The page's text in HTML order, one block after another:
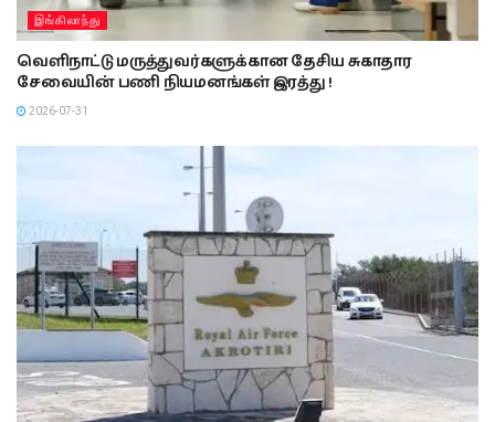
இங்கிலாந்து
வெளிநாட்டு மருத்துவர்களுக்கான தேசிய சுகாதார
சேவையின் பணி நியமனங்கள் இரத்து !
2026-07-31